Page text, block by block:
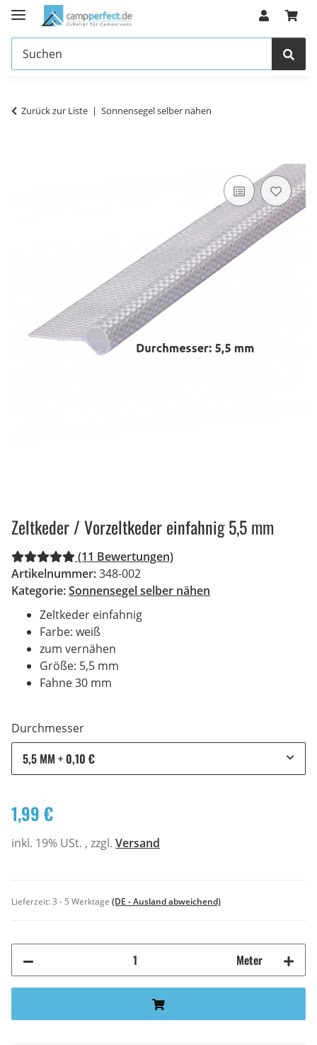
Zurück zur Liste Sonnensegel selber nähen
Zeltkeder / Vorzeltkeder einfahnig 5,5 mm
(11 Bewertungen)
Artikelnummer:348-002
Kategorie:Sonnensegel selber nähen
Zeltkeder einfahnig
Farbe: weiß
zum vernähen
Größe: 5,5 mm
Fahne 30 mm
Durchmesser
5,5 MM+ 0,10 €
1,99 €
inkl. 19% USt. , zzgl. Versand
Lieferzeit:3 - 5 Werktage (DE - Ausland abweichend)
Meter